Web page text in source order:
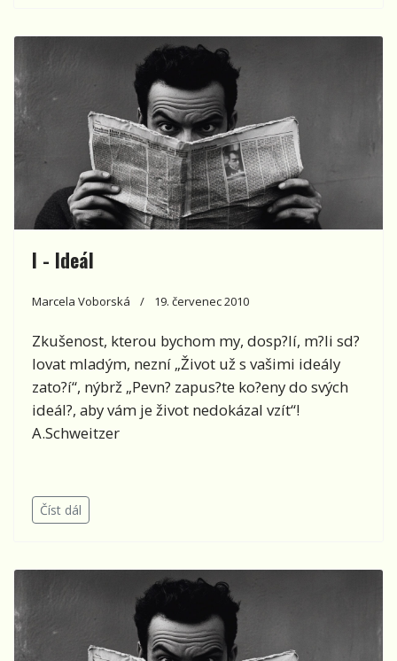
I - Ideál
Marcela Voborská 19. červenec 2010
Zkušenost, kterou bychom my, dosp?lí, m?li sd?
lovat mladým, nezní „Život už s vašimi ideály
zato?í“, nýbrž „Pevn? zapus?te ko?eny do svých
ideál?, aby vám je život nedokázal vzít“!
A.Schweitzer
Číst dál